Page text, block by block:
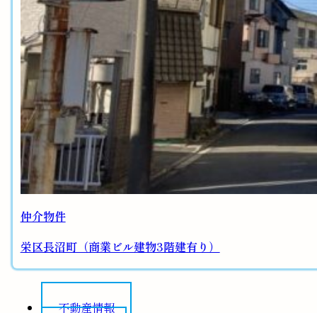
仲介物件
栄区長沼町（商業ビル建物3階建有り）
不動産情報